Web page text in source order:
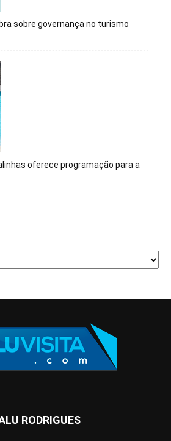
sobre governança no turismo
oferece programação para a
RODRIGUES